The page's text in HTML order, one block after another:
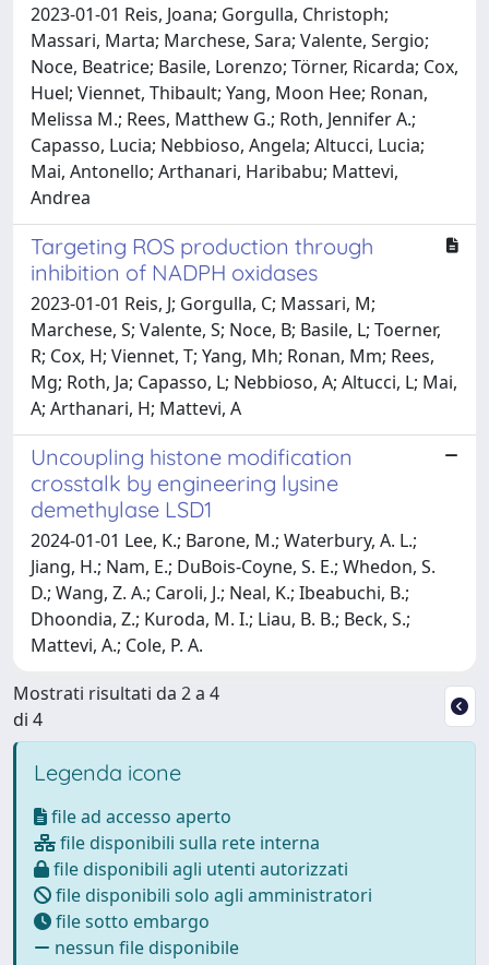
2023-01-01 Reis, Joana; Gorgulla, Christoph;
Massari, Marta; Marchese, Sara; Valente, Sergio;
Noce, Beatrice; Basile, Lorenzo; Törner, Ricarda; Cox,
Huel; Viennet, Thibault; Yang, Moon Hee; Ronan,
Melissa M.; Rees, Matthew G.; Roth, Jennifer A.;
Capasso, Lucia; Nebbioso, Angela; Altucci, Lucia;
Mai, Antonello; Arthanari, Haribabu; Mattevi,
Andrea
Targeting ROS production through
inhibition of NADPH oxidases
2023-01-01 Reis, J; Gorgulla, C; Massari, M;
Marchese, S; Valente, S; Noce, B; Basile, L; Toerner,
R; Cox, H; Viennet, T; Yang, Mh; Ronan, Mm; Rees,
Mg; Roth, Ja; Capasso, L; Nebbioso, A; Altucci, L; Mai,
A; Arthanari, H; Mattevi, A
Uncoupling histone modification
crosstalk by engineering lysine
demethylase LSD1
2024-01-01 Lee, K.; Barone, M.; Waterbury, A. L.;
Jiang, H.; Nam, E.; DuBois-Coyne, S. E.; Whedon, S.
D.; Wang, Z. A.; Caroli, J.; Neal, K.; Ibeabuchi, B.;
Dhoondia, Z.; Kuroda, M. I.; Liau, B. B.; Beck, S.;
Mattevi, A.; Cole, P. A.
Mostrati risultati da 2 a 4
di 4
Legenda icone
file ad accesso aperto
file disponibili sulla rete interna
file disponibili agli utenti autorizzati
file disponibili solo agli amministratori
file sotto embargo
nessun file disponibile